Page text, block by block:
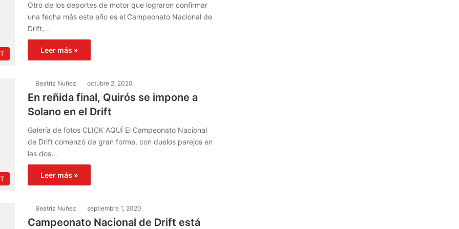
Otro de los deportes de motor que lograron confirmar
una fecha más este año es el Campeonato Nacional de
Drift,…
Leer más »
Beatriz Nuñez octubre 2, 2020
En reñida final, Quirós se impone a
Solano en el Drift
Galería de fotos CLICK AQUÍ El Campeonato Nacional
de Drift comenzó de gran forma, con duelos parejos en
las dos…
Leer más »
Beatriz Nuñez septiembre 1, 2020
Campeonato Nacional de Drift está